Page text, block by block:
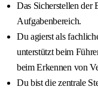
Das Sicherstellen der
Aufgabenbereich.
Du agierst als
unterstützt beim
beim Erkennen von
Du bist die zentrale